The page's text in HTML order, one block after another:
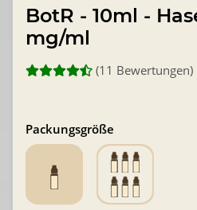
BotR - 10ml -
mg/ml
(11 Bewertungen)
Packungsgröße